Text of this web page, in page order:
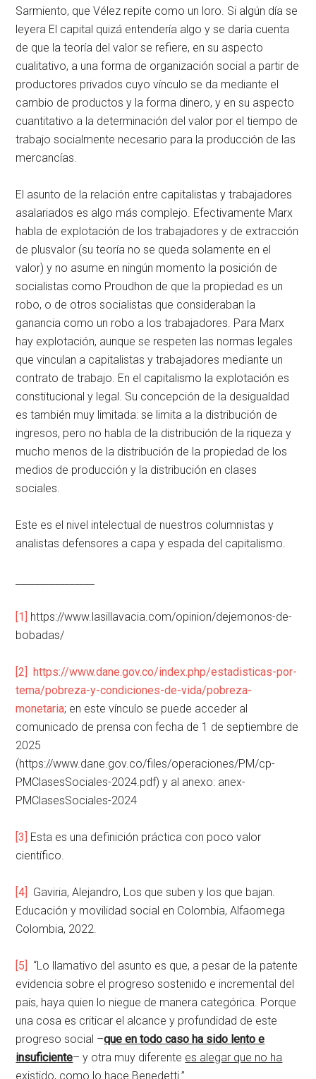
Sarmiento, que Vélez repite como un loro. Si algún día se
leyera El capital quizá entendería algo y se daría cuenta
de que la teoría del valor se refiere, en su aspecto
cualitativo, a una forma de organización social a partir de
productores privados cuyo vínculo se da mediante el
cambio de productos y la forma dinero, y en su aspecto
cuantitativo a la determinación del valor por el tiempo de
trabajo socialmente necesario para la producción de las
mercancías.
El asunto de la relación entre capitalistas y trabajadores
asalariados es algo más complejo. Efectivamente Marx
habla de explotación de los trabajadores y de extracción
de plusvalor (su teoría no se queda solamente en el
valor) y no asume en ningún momento la posición de
socialistas como Proudhon de que la propiedad es un
robo, o de otros socialistas que consideraban la
ganancia como un robo a los trabajadores. Para Marx
hay explotación, aunque se respeten las normas legales
que vinculan a capitalistas y trabajadores mediante un
contrato de trabajo. En el capitalismo la explotación es
constitucional y legal. Su concepción de la desigualdad
es también muy limitada: se limita a la distribución de
ingresos, pero no habla de la distribución de la riqueza y
mucho menos de la distribución de la propiedad de los
medios de producción y la distribución en clases
sociales.
Este es el nivel intelectual de nuestros columnistas y
analistas defensores a capa y espada del capitalismo.
[1] https://www.lasillavacia.com/opinion/dejemonos-de-
bobadas/
[2] https://www.dane.gov.co/index.php/estadisticas-por-
tema/pobreza-y-condiciones-de-vida/pobreza-
monetaria; en este vínculo se puede acceder al
comunicado de prensa con fecha de 1 de septiembre de
2025
(https://www.dane.gov.co/files/operaciones/PM/cp-
PMClasesSociales-2024.pdf) y al anexo: anex-
PMClasesSociales-2024
[3] Esta es una definición práctica con poco valor
científico.
[4] Gaviria, Alejandro, Los que suben y los que bajan.
Educación y movilidad social en Colombia, Alfaomega
Colombia, 2022.
[5] “Lo llamativo del asunto es que, a pesar de la patente
evidencia sobre el progreso sostenido e incremental del
país, haya quien lo niegue de manera categórica. Porque
una cosa es criticar el alcance y profundidad de este
progreso social –que en todo caso ha sido lento e
insuficiente– y otra muy diferente es alegar que no ha
existido, como lo hace Benedetti.”